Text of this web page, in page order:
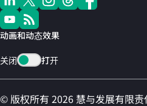
动画和动态效果
关闭 打开
© 版权所有 2026 慧与发展有限责